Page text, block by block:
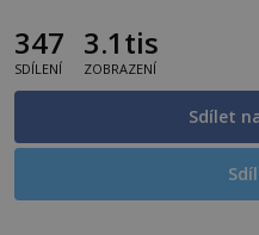
347
SDÍLENÍ
3.1tis
ZOBRAZENÍ
Sdílet